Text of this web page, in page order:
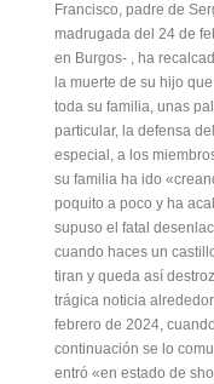
Francisco, padre de
madrugada del 24 de
en Burgos- , ha
la muerte de su hijo
toda su familia, unas
particular, la defensa
especial, a los
su familia ha ido
poquito a poco y ha
supuso el fatal
cuando haces un
tiran y queda así
trágica noticia
febrero de 2024,
continuación se lo
entró «en estado de